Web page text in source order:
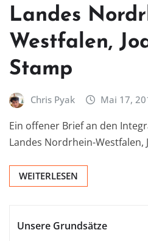
Landes
Westfalen,
Stamp
Chris Pyak Mai 17,
Ein offener Brief an den
Landes Nordrhein-Westfalen,
WEITERLESEN
Unsere Grundsätze